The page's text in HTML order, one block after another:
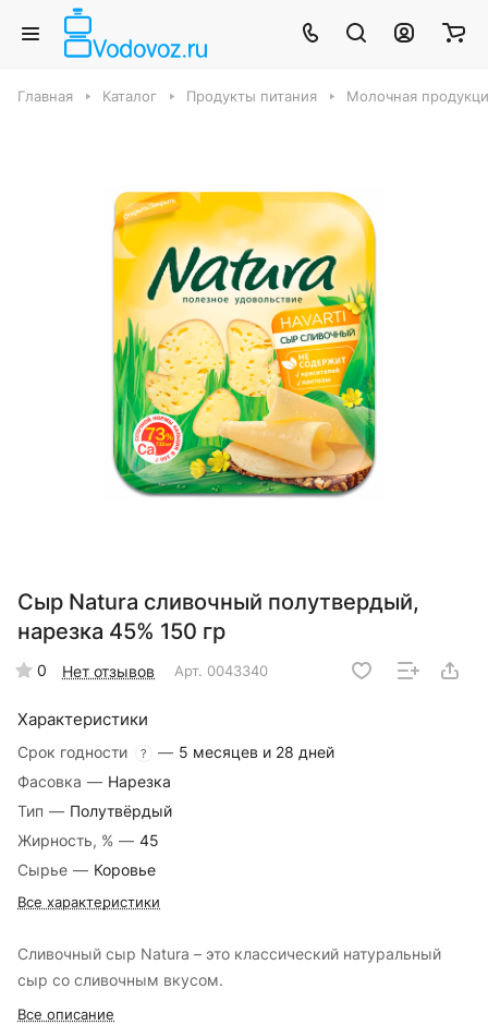
Главная Каталог Продукты питания Молочная
Сыр Natura сливочный полутвердый,
нарезка 45% 150 гр
0 Нет отзывов Арт. 0043340
Характеристики
Срок годности ? — 5 месяцев и 28 дней
Фасовка — Нарезка
Тип — Полутвёрдый
Жирность, % — 45
Сырье — Коровье
Все характеристики
Сливочный сыр Natura – это классический натуральный
сыр со сливочным вкусом.
Все описание